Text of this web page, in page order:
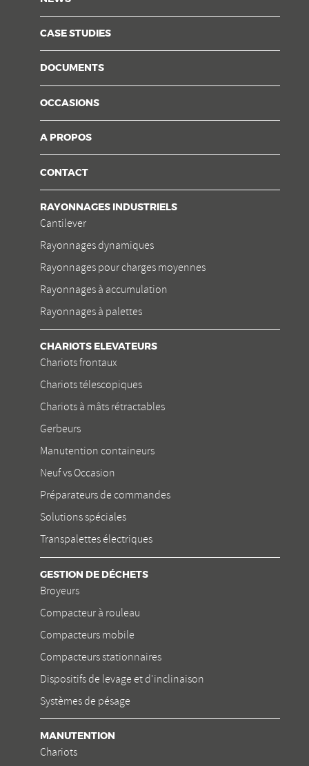
CASE STUDIES
DOCUMENTS
OCCASIONS
A PROPOS
CONTACT
RAYONNAGES INDUSTRIELS
Cantilever
Rayonnages dynamiques
Rayonnages pour charges moyennes
Rayonnages à accumulation
Rayonnages à palettes
CHARIOTS ELEVATEURS
Chariots frontaux
Chariots télescopiques
Chariots à mâts rétractables
Gerbeurs
Manutention containeurs
Neuf vs Occasion
Préparateurs de commandes
Solutions spéciales
Transpalettes électriques
GESTION DE DÉCHETS
Broyeurs
Compacteur à rouleau
Compacteurs mobile
Compacteurs stationnaires
Dispositifs de levage et d'inclinaison
Systèmes de pésage
MANUTENTION
Chariots